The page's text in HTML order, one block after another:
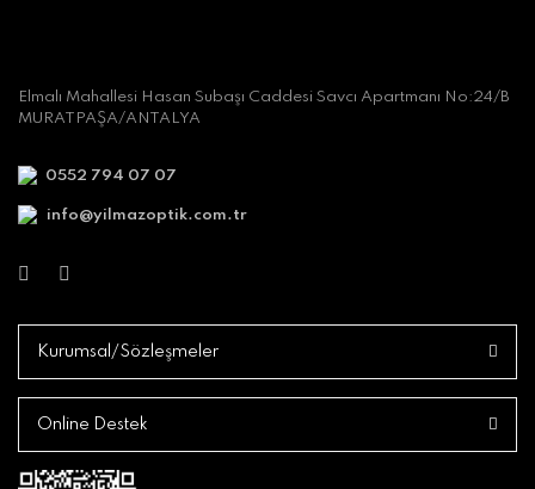
Elmalı Mahallesi Hasan Subaşı Caddesi Savcı Apartmanı No:24/B
MURATPAŞA/ANTALYA
0552 794 07 07
info@yilmazoptik.com.tr
Kurumsal/Sözleşmeler
Online Destek